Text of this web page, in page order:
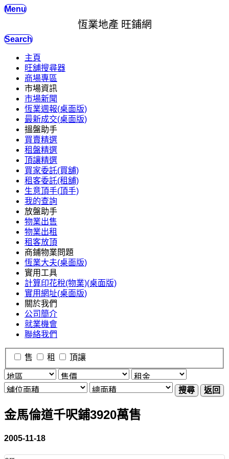
Menu
恆業地產 旺鋪網
Search
主頁
旺舖搜尋器
商場專區
市場資訊
市場新聞
恆業週報(桌面版)
最新成交(桌面版)
搵盤助手
買賣精選
租盤精選
頂讓精選
買家委託(買舖)
租客委託(租舖)
生意頂手(頂手)
我的查詢
放盤助手
物業出售
物業出租
租客放頂
商鋪物業問題
恆業大夫(桌面版)
實用工具
計算印花稅(物業)(桌面版)
實用網址(桌面版)
關於我們
公司簡介
就業機會
聯絡我們
售 租 頂讓
搜尋 返回
金馬倫道千呎鋪3920萬售
2005-11-18